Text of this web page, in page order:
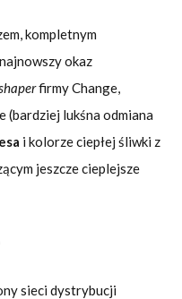
kompletnym
okaz
firmy Change,
(bardziej lukśna odmiana
i kolorze ciepłej śliwki z
jeszcze cieplejsze
sieci dystrybucji